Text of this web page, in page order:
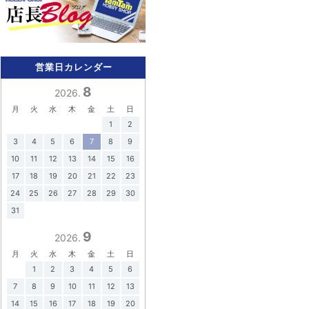
営業日カレンダー
2026. 8
月 火 水 木 金 土
日
1
2
3
4 5 6 7 8
9
10
11 12 13 14 15
16
17
18 19 20 21 22
23
24
25 26 27 28 29
30
31
2026. 9
月 火 水 木 金 土
日
1
2 3 4 5
6
7
8 9 10 11 12
13
14
15 16 17 18 19
20